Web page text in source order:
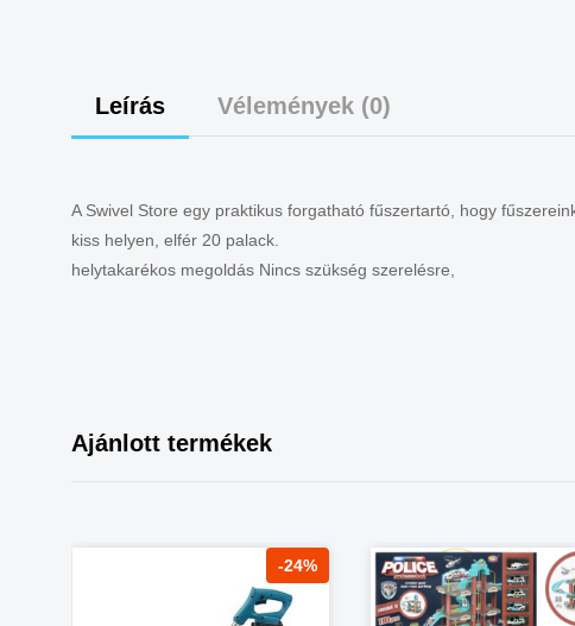
Leírás Vélemények (0)
A Swivel Store egy praktikus forgatható fűszertartó, hogy
kiss helyen, elfér 20 palack
helytakarékos megoldás Nincs szükség szerelésre
Ajánlott termékek
-24%